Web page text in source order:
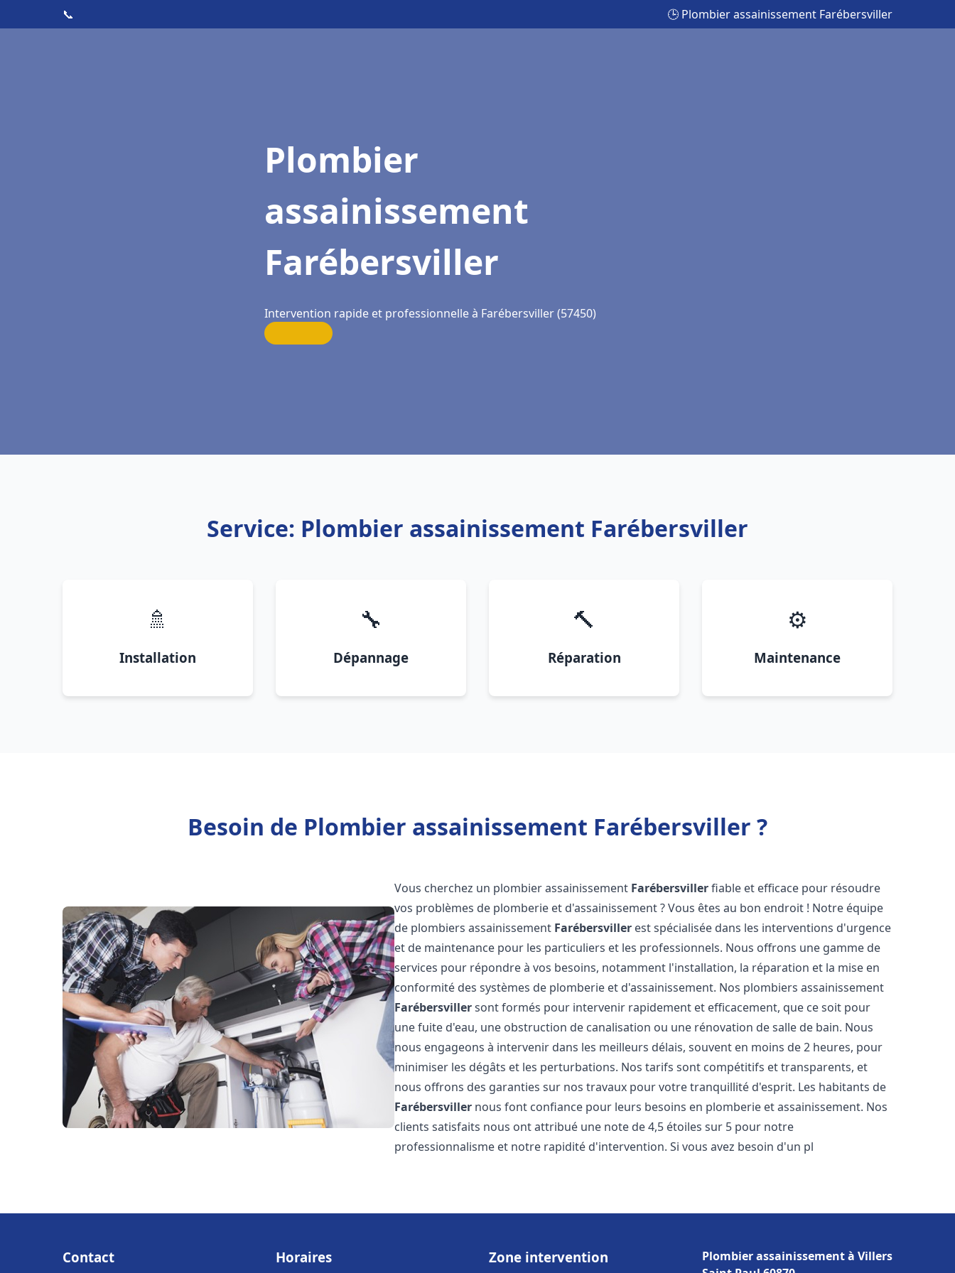
📞 🕒 Plombier assainissement Farébersviller
Plombier
assainissement
Farébersviller
Intervention rapide et professionnelle à Farébersviller (57450)
Service: Plombier assainissement Farébersviller
🚿
Installation
🔧
Dépannage
🔨
Réparation
⚙️
Maintenance
Besoin de Plombier assainissement Farébersviller ?
Vous cherchez un plombier assainissement Farébersvillerfiable et efficace pour résoudre
vos problèmes de plomberie et d'assainissement ? Vous êtes au bon endroit ! Notre équipe
de plombiers assainissement Farébersviller est spécialisée dans les interventions d'urgence
et de maintenance pour les particuliers et les professionnels. Nous offrons une gamme de
services pour répondre à vos besoins, notamment l'installation, la réparation et la mise en
conformité des systèmes de plomberie et d'assainissement. Nos plombiers assainissement
Farébersvillersont formés pour intervenir rapidement et efficacement, que ce soit pour
une fuite d'eau, une obstruction de canalisation ou une rénovation de salle de bain. Nous
nous engageons à intervenir dans les meilleurs délais, souvent en moins de 2 heures, pour
minimiser les dégâts et les perturbations. Nos tarifs sont compétitifs et transparents, et
nous offrons des garanties sur nos travaux pour votre tranquillité d'esprit. Les habitants de
Farébersviller nous font confiance pour leurs besoins en plomberie et assainissement. Nos
clients satisfaits nous ont attribué une note de 4,5 étoiles sur 5 pour notre
professionnalisme et notre rapidité d'intervention. Si vous avez besoin d'un pl
Contact Horaires Zone intervention
Plombier assainissement à Villers